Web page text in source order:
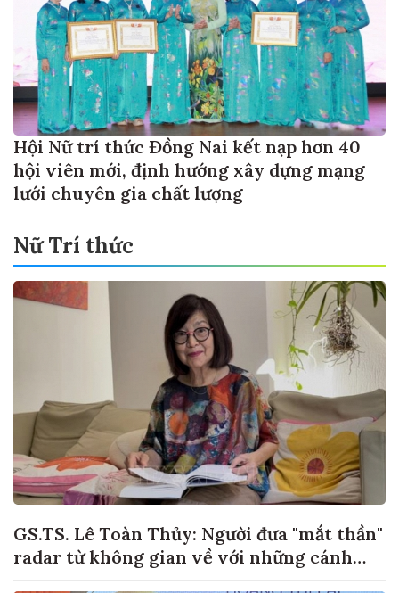
Hội Nữ trí thức Đồng Nai kết nạp hơn 40
hội viên mới, định hướng xây dựng mạng
lưới chuyên gia chất lượng
Nữ Trí thức
GS.TS. Lê Toàn Thủy: Người đưa "mắt thần"
radar từ không gian về với những cánh